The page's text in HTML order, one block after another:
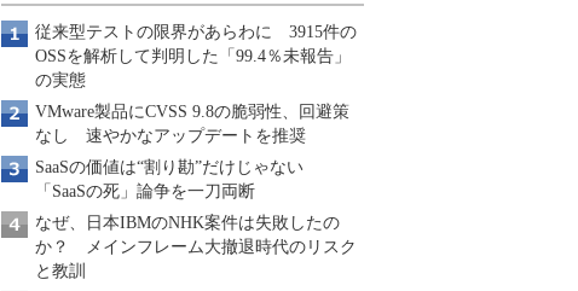
従来型テストの限界があらわに 3915件の
OSSを解析して判明した「99.4％未報告」
の実態
VMware製品にCVSS 9.8の脆弱性、回避策
なし 速やかなアップデートを推奨
SaaSの価値は“割り勘”だけじゃない
「SaaSの死」論争を一刀両断
なぜ、日本IBMのNHK案件は失敗したの
か？ メインフレーム大撤退時代のリスク
と教訓